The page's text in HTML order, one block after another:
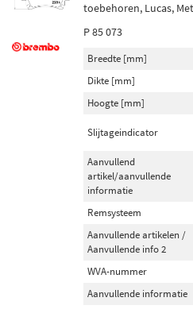
toebehoren, Lucas,
P 85 073
Breedte [mm]
Dikte [mm]
Hoogte [mm]
Slijtageindicator
Aanvullend
artikel/aanvullende
informatie
Remsysteem
Aanvullende artikelen /
Aanvullende info 2
WVA-nummer
Aanvullende informatie